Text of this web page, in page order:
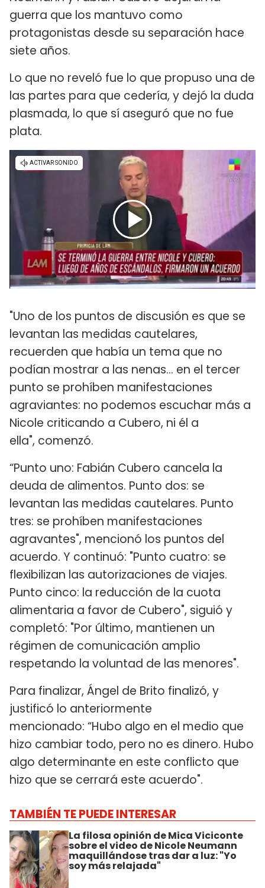
guerra que los mantuvo como
protagonistas desde su separación hace
siete años.
Lo que no reveló fue lo que propuso una de
las partes para que cedería, y dejó la duda
plasmada, lo que sí aseguró que no fue
plata.
"Uno de los puntos de discusión es que se
levantan las medidas cautelares,
recuerden que había un tema que no
podían mostrar a las nenas... en el tercer
punto se prohíben manifestaciones
agraviantes: no podemos escuchar más a
Nicole criticando a Cubero, ni él a
ella", comenzó.
“Punto uno: Fabián Cubero cancela la
deuda de alimentos. Punto dos: se
levantan las medidas cautelares. Punto
tres: se prohíben manifestaciones
agravantes", mencionó los puntos del
acuerdo. Y continuó: "Punto cuatro: se
flexibilizan las autorizaciones de viajes.
Punto cinco: la reducción de la cuota
alimentaria a favor de Cubero", siguió y
completó: "Por último, mantienen un
régimen de comunicación amplio
respetando la voluntad de las menores".
Para finalizar, Ángel de Brito finalizó, y
justificó lo anteriormente
mencionado: “Hubo algo en el medio que
hizo cambiar todo, pero no es dinero. Hubo
algo determinante en este conflicto que
hizo que se cerrará este acuerdo".
TAMBIÉN TE PUEDE INTERESAR
La filosa opinión de Mica Viciconte
sobre el video de Nicole Neumann
maquillándose tras dar a luz: "Yo
soy más relajada"